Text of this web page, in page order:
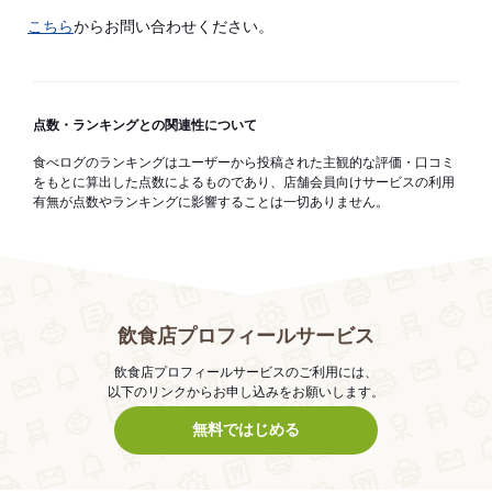
こちらからお問い合わせください。
点数・ランキングとの関連性について
食べログのランキングはユーザーから投稿された主観的な評価・口コミ
をもとに算出した点数によるものであり、店舗会員向けサービスの利用
有無が点数やランキングに影響することは一切ありません。
飲食店プロフィールサービス
飲食店プロフィールサービスのご利用には、
以下のリンクからお申し込みをお願いします。
無料ではじめる